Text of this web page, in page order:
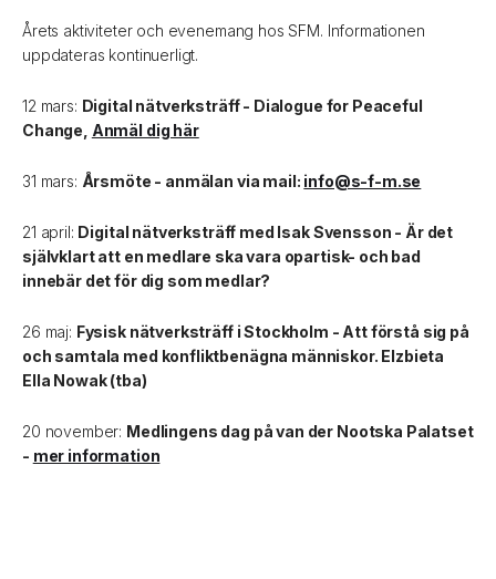
Årets aktiviteter och evenemang hos SFM. Informationen
uppdateras kontinuerligt.
12 mars: Digital nätverksträff - Dialogue for Peaceful
Change, Anmäl dig här
31 mars: Årsmöte - anmälan via mail: info@s-f-m.se
21 april: Digital nätverksträff med Isak Svensson - Är det
självklart att en medlare ska vara opartisk- och bad
innebär det för dig som medlar?
26 maj: Fysisk nätverksträff i Stockholm - Att förstå sig på
och samtala med konfliktbenägna människor. Elzbieta
Ella Nowak (tba)
20 november: Medlingens dag på van der Nootska Palatset
- mer information